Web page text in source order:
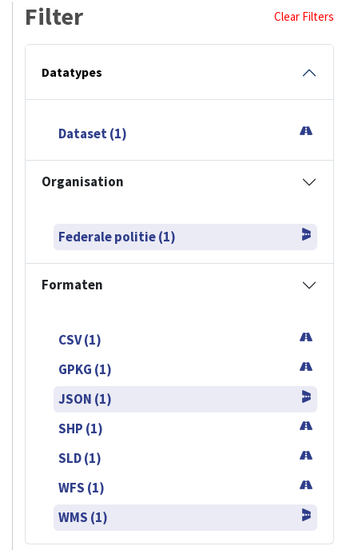
Filter Clear Filters
Datatypes
Dataset (1)
Organisation
Federale politie (1)
Formaten
CSV (1)
GPKG (1)
JSON (1)
SHP (1)
SLD (1)
WFS (1)
WMS (1)